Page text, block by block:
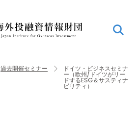
過去開催セミナー ドイツ・ビジネスセミナ
ー（欧州/ドイツがリー
ドするESG＆サスティナ
ビリティ）